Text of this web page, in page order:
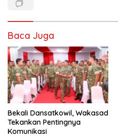
Baca Juga
Bekali Dansatkowil, Wakasad
Tekankan Pentingnya
Komunikasi